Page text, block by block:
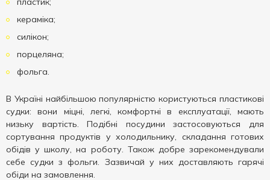
кераміка;
силікон;
порцеляна;
фольга.
В Україні найбільшою популярністю користуються пластикові
судки: вони міцні, легкі, комфортні в експлуатації, мають
низьку вартість. Подібні посудини застосовуються для
сортування продуктів у холодильнику, складання готових
обідів у школу, на роботу. Також добре зарекомендували
себе судки з фольги. Зазвичай у них доставляють гарячі
обіди на замовлення.